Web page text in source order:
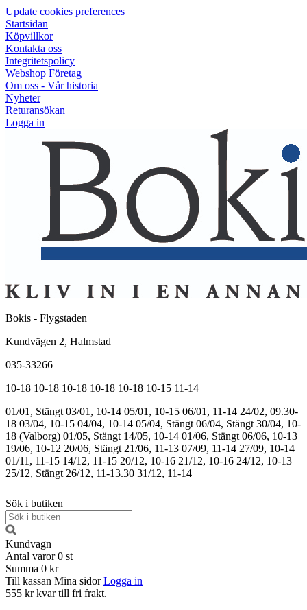
Update cookies preferences
Startsidan
Köpvillkor
Kontakta oss
Integritetspolicy
Webshop Företag
Om oss - Vår historia
Nyheter
Returansökan
Logga in
Bokis - Flygstaden
Kundvägen 2, Halmstad
035-33266
10-18 10-18 10-18 10-18 10-18 10-15 11-14
01/01, Stängt 03/01, 10-14 05/01, 10-15 06/01, 11-14 24/02, 09.30-
18 03/04, 10-15 04/04, 10-14 05/04, Stängt 06/04, Stängt 30/04, 10-
18 (Valborg) 01/05, Stängt 14/05, 10-14 01/06, Stängt 06/06, 10-13
19/06, 10-12 20/06, Stängt 21/06, 11-13 07/09, 11-14 27/09, 10-14
01/11, 11-15 14/12, 11-15 20/12, 10-16 21/12, 10-16 24/12, 10-13
25/12, Stängt 26/12, 11-13.30 31/12, 11-14
Sök i butiken
Kundvagn
Antal varor 0 st
Summa 0 kr
Till kassan Mina sidor Logga in
555 kr kvar till fri frakt.